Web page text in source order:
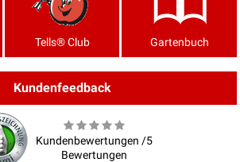
Tells® Club Gartenbuch
Kundenfeedback
Kundenbewertungen /5
Bewertungen